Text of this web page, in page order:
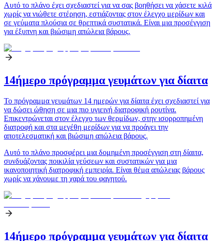
Αυτό το πλάνο έχει σχεδιαστεί για να σας βοηθήσει να χάσετε κιλά
χωρίς να νιώθετε στέρηση, εστιάζοντας στον έλεγχο μερίδων και
σε γεύματα πλούσια σε θρεπτικά συστατικά. Είναι μια προσέγγιση
για έξυπνη και βιώσιμη απώλεια βάρους.
14ήμερο πρόγραμμα γευμάτων για δίαιτα
Το πρόγραμμα γευμάτων 14 ημερών για δίαιτα έχει σχεδιαστεί για
να δώσει ώθηση σε μια πιο υγιεινή διατροφική ρουτίνα.
Επικεντρώνεται στον έλεγχο των θερμίδων, στην ισορροπημένη
διατροφή και στα μεγέθη μερίδων για να προάγει την
αποτελεσματική και βιώσιμη απώλεια βάρους.
Αυτό το πλάνο προσφέρει μια δομημένη προσέγγιση στη δίαιτα,
συνδυάζοντας ποικιλία γεύσεων και συστατικών για μια
ικανοποιητική διατροφική εμπειρία. Είναι θέμα απώλειας βάρους
χωρίς να χάνουμε τη χαρά του φαγητού.
14ήμερο πρόγραμμα γευμάτων για δίαιτα